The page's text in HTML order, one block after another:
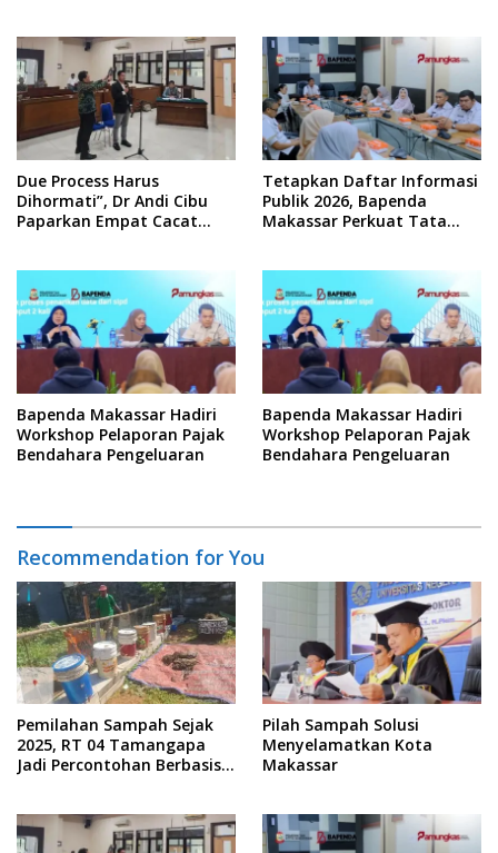
Due Process Harus
Dihormati”, Dr Andi Cibu
Paparkan Empat Cacat
Tetapkan Daftar Informasi
Publik 2026, Bapenda
Makassar Perkuat Tata
Bapenda Makassar Hadiri
Workshop Pelaporan Pajak
Bendahara Pengeluaran
Bapenda Makassar Hadiri
Workshop Pelaporan Pajak
Bendahara Pengeluaran
Recommendation for You
Pemilahan Sampah Sejak
2025, RT 04 Tamangapa
Jadi Percontohan Berbasis
Pilah Sampah Solusi
Menyelamatkan Kota
Makassar